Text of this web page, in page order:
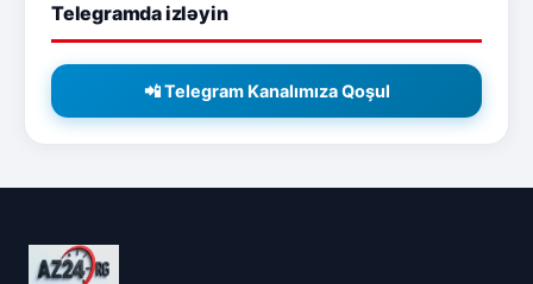
Telegramda izləyin
📲 Telegram Kanalımıza Qoşul